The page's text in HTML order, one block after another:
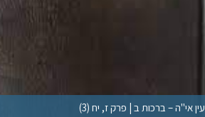
עין אי"ה – ברכות ב | פרק ז, יח (3)